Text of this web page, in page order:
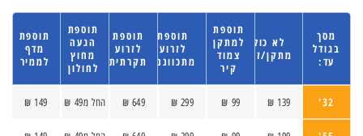
מסך
בגודל
עד:
לא כולל
מתקן/זרוע
תוספת
למתקן
צמוד
קיר
תוספת
לזרוע
מתכווננת
תוספת
לזרוע
תקרתית
תוספת
הגעה
מחוץ
לחולון
תוספת
מדף
לממיר
32'
139 ₪
99 ₪
299 ₪
649 ₪ החל מ49 ₪ 149 ₪